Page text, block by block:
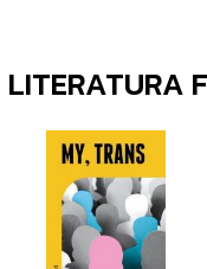
LITERATURA